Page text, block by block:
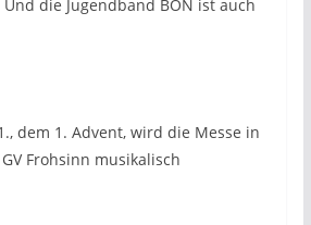
Und die Jugendband BON ist auch
dem 1. Advent, wird die Messe in
Frohsinn musikalisch